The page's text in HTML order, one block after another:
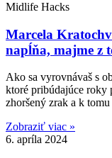
Midlife Hacks
Marcela
napĺňa, majme z
Ako sa vyrovnávaš s
ktoré pribúdajúce roky
zhoršený zrak a k
Zobraziť viac »
6. apríla 2024